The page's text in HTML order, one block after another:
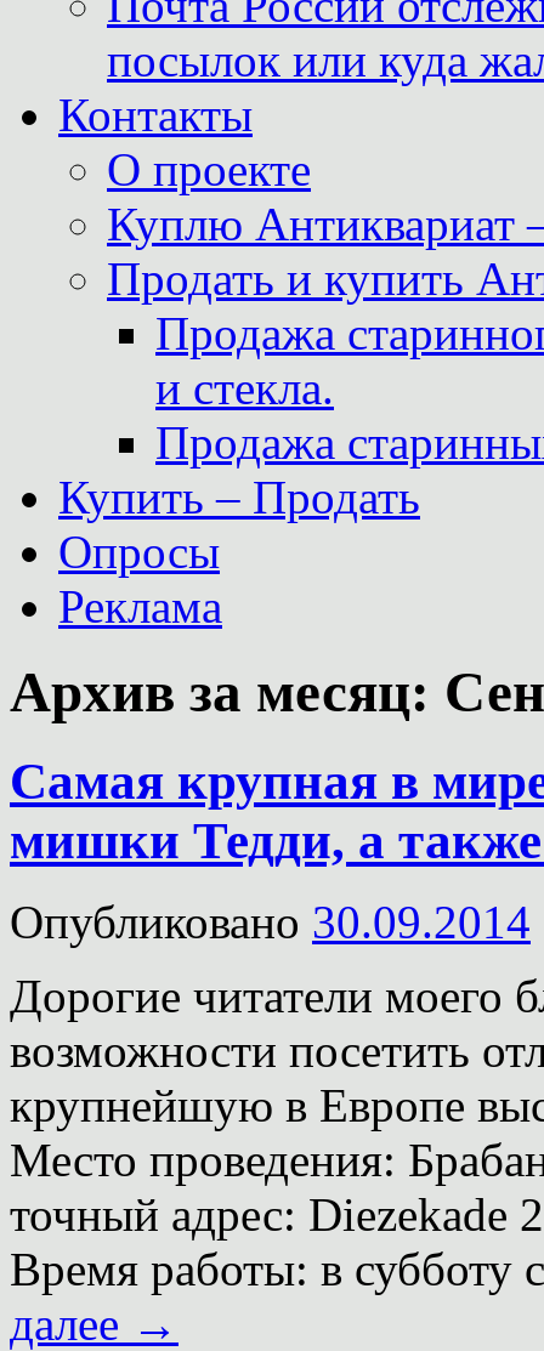
посылок или куда
Контакты
О проекте
Куплю Антиквариат
Продать и купить
Продажа
и стекла.
Продажа
Купить – Продать
Опросы
Реклама
Архив за месяц:
Самая крупная в
мишки Тедди, а также
Опубликовано 30.09.2014
Дорогие читатели моего
возможности посетить
крупнейшую в Европе
Место проведения:
точный адрес: Diezekade
Время работы: в
далее →